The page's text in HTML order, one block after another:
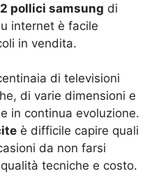
pollici samsung di
internet è facile
in vendita.
di televisioni
di varie dimensioni e
in continua evoluzione.
è difficile capire quali
da non farsi
tecniche e costo.